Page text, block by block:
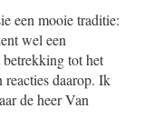
een mooie traditie:
wel een
tot het
reacties daarop. Ik
de heer Van